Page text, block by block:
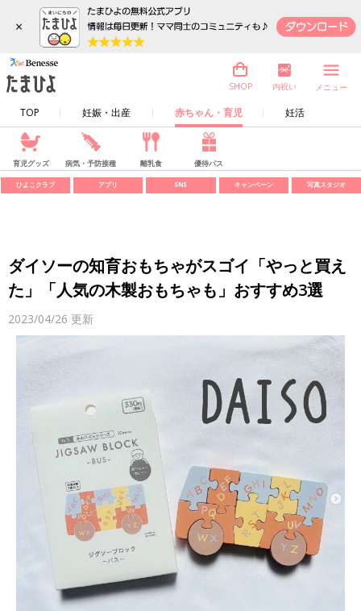
×
TOP 妊娠・出産 赤ちゃん・育児 妊活
SHOP 内祝い メニュー
育児グッズ 病気・予防接種 離乳食 優待パス
ひよこクラブ アプリ SNS キャンペーン 写真スタジオ
ダイソーの知育おもちゃがスゴイ「やっと買え
た」「人気の木製おもちゃも」おすすめ3選
2023/04/26 更新